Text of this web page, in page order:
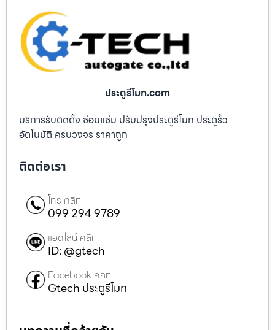
ประตูรีโมท.com
บริการรับติดตั้ง ซ่อมแซ่ม ปรับปรุงประตูรีโมท ประตูรั้ว
อัตโนมัติ ครบวงจร ราคาถูก
ติดต่อเรา
โทร คลิก
099 294 9789
แอดไลน์ คลิก
ID: @gtech
Facebook คลิก
Gtech ประตูรีโมท